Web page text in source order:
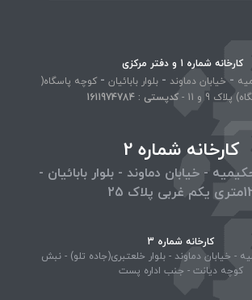
کارخانه شماره 1 و دفتر مرکزی
- خیابان دماوند - بلوار بابائیان - کوچه پاسگاه(
پلاک 9 و 11 -
کد‌پستی : 1611974784
کارخانه شماره 2
- خیابان دماوند - بلوار بابائیان -
غربی پلاک 25
کارخانه شماره 3
- خیابان دماوند - بلوار خلعتبری(جاده تلو) - نبش
کوچه دیانت - جنب اداره پست